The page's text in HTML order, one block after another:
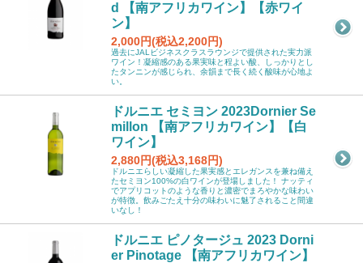
d 【南アフリカワイン】【赤ワイ
ン】
2,000円(税込2,200円)
過去にJALビジネスクラスラウンジで提供された実力派
ワイン！凝縮感のある果実味と程よい酸、しっかりとし
たタンニンが感じられ、余韻まで長く続く酸味が心地よ
い。
ドルニエ セミヨン 2023Dornier Se
millon 【南アフリカワイン】【白
ワイン】
2,880円(税込3,168円)
ドルニエらしい凝縮した果実感とエレガンスを兼ね備え
たセミヨン100%の白ワインが登場しました！ ナッティ
でアプリコットのような香りと濃密でまろやかな味わい
が特徴。飲みごたえ十分の味わいに魅了されること間違
いなし！
ドルニエ ピノタージュ 2023 Dorni
er Pinotage 【南アフリカワイン】